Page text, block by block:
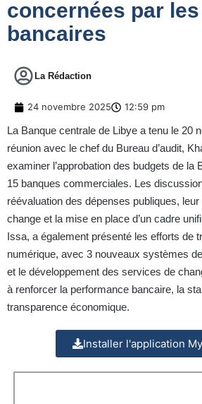
concernées par
bancaires
La Rédaction
24 novembre 2025 12:59 pm
La Banque centrale de Libye a tenu le 20
réunion avec le chef du Bureau d’audit,
examiner l’approbation des budgets de la
15 banques commerciales. Les
réévaluation des dépenses publiques,
change et la mise en place d’un cadre
Issa, a également présenté les efforts de
numérique, avec 3 nouveaux systèmes
et le développement des services de
à renforcer la performance bancaire, la
transparence économique.
Installer l'application